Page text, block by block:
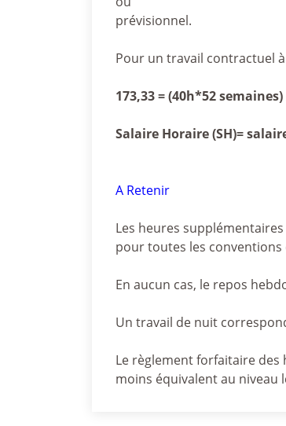
prévisionnel.
Pour un travail contractuel
173,33 = (40h*52
Salaire Horaire (SH)=
A Retenir
Les heures
pour toutes les conventions
En aucun cas, le repos
Un travail de nuit
Le règlement forfaitaire des
moins équivalent au niveau